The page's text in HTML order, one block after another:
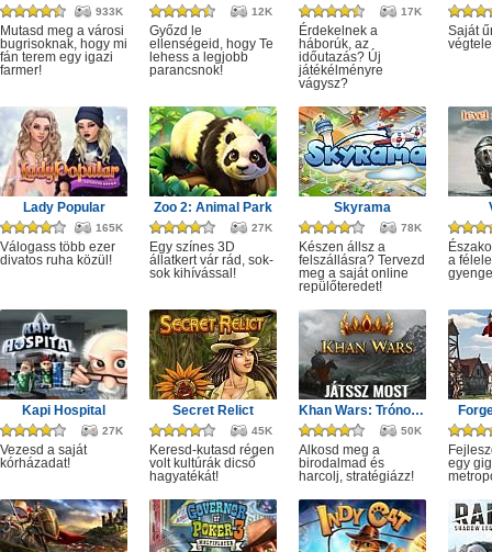
933K
Mutasd meg a városi
bugrisoknak, hogy mi
fán terem egy igazi
farmer!
12K
Győzd le
ellenségeid, hogy Te
lehess a legjobb
parancsnok!
17K
Érdekelnek a
háborúk, az
időutazás? Új
játékélményre
vágysz?
Saját
Lady Popular
165K
Válogass több ezer
divatos ruha közül!
Zoo 2: Animal Park
27K
Egy színes 3D
állatkert vár rád, sok-
sok kihívással!
Skyrama
78K
Készen állsz a
felszállásra? Tervezd
meg a saját online
repülőteredet!
a
Kapi Hospital
27K
Vezesd a saját
kórházadat!
Secret Relict
45K
Keresd-kutasd régen
volt kultúrák dicső
hagyatékát!
Khan Wars: Trónok harca
50K
Alkosd meg a
birodalmad és
harcolj, stratégiázz!
egy